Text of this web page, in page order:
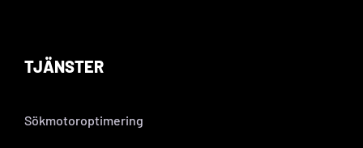
TJÄNSTER
Sökmotoroptimering